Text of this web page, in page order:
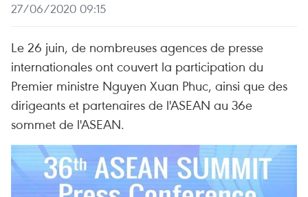
27/06/2020 09:15
Le 26 juin, de nombreuses agences de presse
internationales ont couvert la participation du
Premier ministre Nguyen Xuan Phuc, ainsi que des
dirigeants et partenaires de l'ASEAN au 36e
sommet de l'ASEAN.